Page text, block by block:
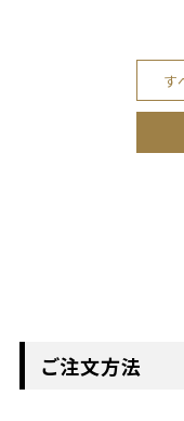
す
ご注文方法